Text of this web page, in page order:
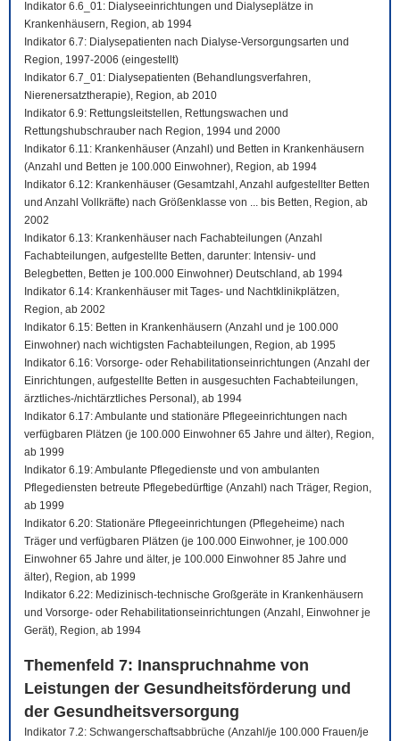
Indikator 6.6_01: Dialyseeinrichtungen und Dialyseplätze in
Krankenhäusern, Region, ab 1994
Indikator 6.7: Dialysepatienten nach Dialyse-Versorgungsarten und
Region, 1997-2006 (eingestellt)
Indikator 6.7_01: Dialysepatienten (Behandlungsverfahren,
Nierenersatztherapie), Region, ab 2010
Indikator 6.9: Rettungsleitstellen, Rettungswachen und
Rettungshubschrauber nach Region, 1994 und 2000
Indikator 6.11: Krankenhäuser (Anzahl) und Betten in Krankenhäusern
(Anzahl und Betten je 100.000 Einwohner), Region, ab 1994
Indikator 6.12: Krankenhäuser (Gesamtzahl, Anzahl aufgestellter Betten
und Anzahl Vollkräfte) nach Größenklasse von ... bis Betten, Region, ab
2002
Indikator 6.13: Krankenhäuser nach Fachabteilungen (Anzahl
Fachabteilungen, aufgestellte Betten, darunter: Intensiv- und
Belegbetten, Betten je 100.000 Einwohner) Deutschland, ab 1994
Indikator 6.14: Krankenhäuser mit Tages- und Nachtklinikplätzen,
Region, ab 2002
Indikator 6.15: Betten in Krankenhäusern (Anzahl und je 100.000
Einwohner) nach wichtigsten Fachabteilungen, Region, ab 1995
Indikator 6.16: Vorsorge- oder Rehabilitationseinrichtungen (Anzahl der
Einrichtungen, aufgestellte Betten in ausgesuchten Fachabteilungen,
ärztliches-/nichtärztliches Personal), ab 1994
Indikator 6.17: Ambulante und stationäre Pflegeeinrichtungen nach
verfügbaren Plätzen (je 100.000 Einwohner 65 Jahre und älter), Region,
ab 1999
Indikator 6.19: Ambulante Pflegedienste und von ambulanten
Pflegediensten betreute Pflegebedürftige (Anzahl) nach Träger, Region,
ab 1999
Indikator 6.20: Stationäre Pflegeeinrichtungen (Pflegeheime) nach
Träger und verfügbaren Plätzen (je 100.000 Einwohner, je 100.000
Einwohner 65 Jahre und älter, je 100.000 Einwohner 85 Jahre und
älter), Region, ab 1999
Indikator 6.22: Medizinisch-technische Großgeräte in Krankenhäusern
und Vorsorge- oder Rehabilitationseinrichtungen (Anzahl, Einwohner je
Gerät), Region, ab 1994
Themenfeld 7: Inanspruchnahme von
Leistungen der Gesundheitsförderung und
der Gesundheitsversorgung
Indikator 7.2: Schwangerschaftsabbrüche (Anzahl/je 100.000 Frauen/je